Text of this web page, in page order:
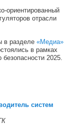
ориентированный
отрасли
в разделе «Медиа»
в рамках
2025.
систем